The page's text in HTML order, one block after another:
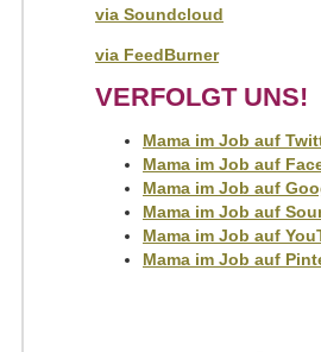
via Soundcloud
via FeedBurner
VERFOLGT UNS!
Mama im Job auf
Mama im Job auf
Mama im Job auf
Mama im Job auf
Mama im Job auf
Mama im Job auf